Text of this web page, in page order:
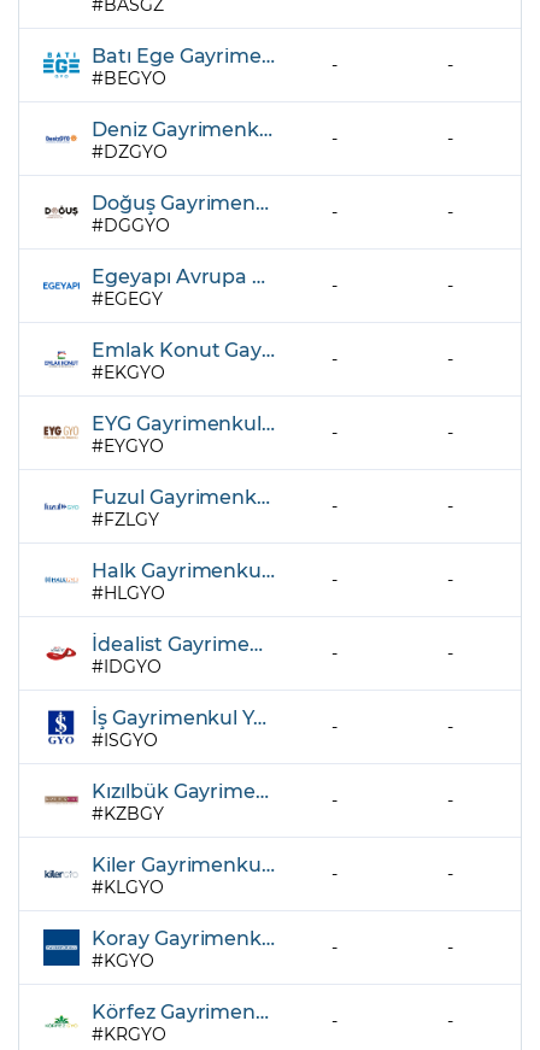
Batı Ege Gayrimenkul Yatırım Ortaklığı A.Ş.
BEGYO
- -
Deniz Gayrimenkul Yatırım Ortaklığı A.Ş.
DZGYO
- -
Doğuş Gayrimenkul Yatırım Ortaklığı A.Ş.
DGGYO
- -
Egeyapı Avrupa Gayrimenkul Yatırım Ortaklığı A.Ş.
EGEGY
- -
Emlak Konut Gayrimenkul Yatırım Ortaklığı A.Ş.
EKGYO
- -
EYG Gayrimenkul Yatırım Ortaklığı A.Ş.
EYGYO
- -
Fuzul Gayrimenkul Yatırım Ortaklığı A.Ş.
FZLGY
- -
Halk Gayrimenkul Yatırım Ortaklığı A.Ş.
HLGYO
- -
İdealist Gayrimenkul Yatırım Ortaklığı A.Ş.
IDGYO
- -
İş Gayrimenkul Yatırım Ortaklığı A.Ş.
ISGYO
- -
Kızılbük Gayrimenkul Yatırım Ortaklığı A.Ş.
KZBGY
- -
Kiler Gayrimenkul Yatırım Ortaklığı A.Ş.
KLGYO
- -
Koray Gayrimenkul Yatırım Ortaklığı A.Ş.
KGYO
- -
Körfez Gayrimenkul Yatırım Ortaklığı A.Ş.
KRGYO
- -